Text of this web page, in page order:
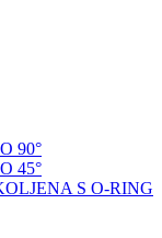
90°
45°
S O-RING